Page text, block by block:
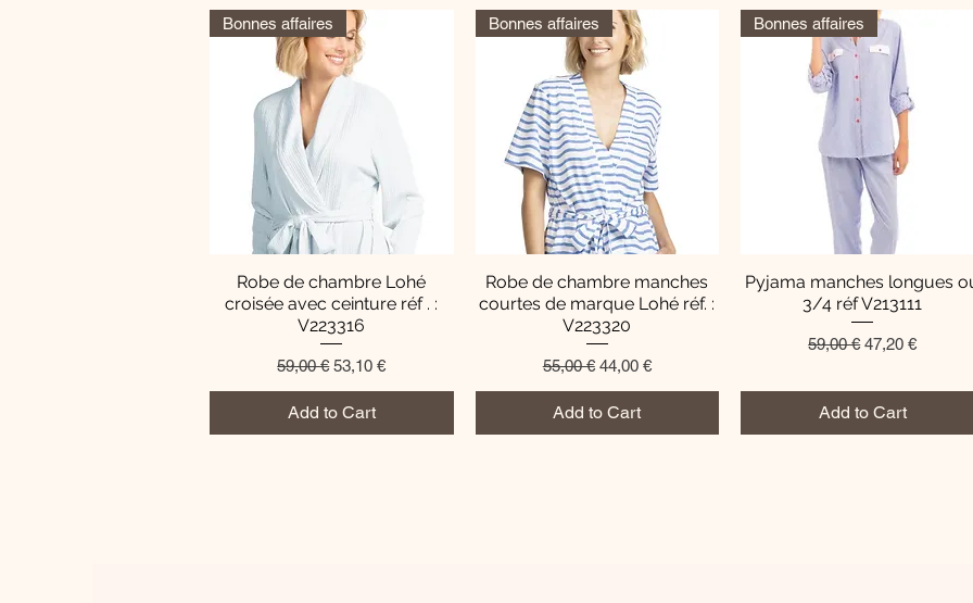
Quick View
Bonnes affaires
Robe de chambre Lohé
croisée avec ceinture réf . :
V223316
Regular Price
59,00 € Sale Price
53,10 €
Add to Cart
Quick View
Bonnes affaires
Robe de chambre manches
courtes de marque Lohé réf. :
V223320
Regular Price
55,00 € Sale Price
44,00 €
Add to Cart
Quick View
Bonnes affaires
Pyjama manches longues
3/4 réf V213111
Regular Price
59,00 € Sale Price
47,20 €
Add to Cart